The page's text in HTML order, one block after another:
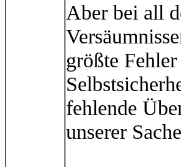
Aber bei all
größte
fehlende
unserer